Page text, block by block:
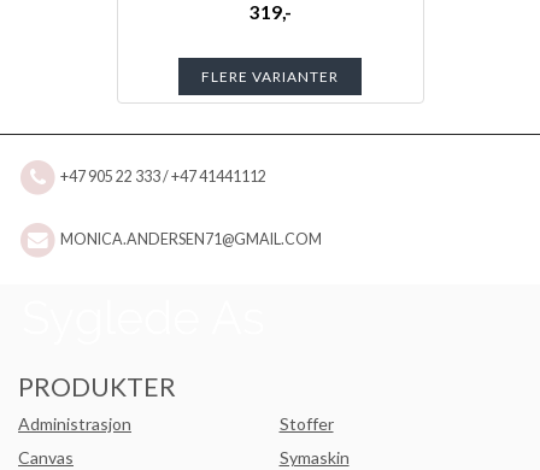
319,-
FLERE VARIANTER
+47 905 22 333 / +47 41441112
MONICA.ANDERSEN71@GMAIL.COM
PRODUKTER
Administrasjon
Canvas
Stoffer
Symaskin